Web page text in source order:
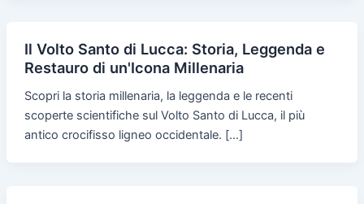
Il Volto Santo di Lucca: Storia, Leggenda e
Restauro di un'Icona Millenaria
Scopri la storia millenaria, la leggenda e le recenti
scoperte scientifiche sul Volto Santo di Lucca, il più
antico crocifisso ligneo occidentale. […]